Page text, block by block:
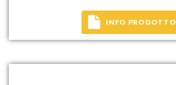
INFO PRODOTTO